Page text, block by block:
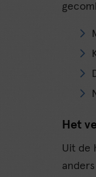
Het
Uit de